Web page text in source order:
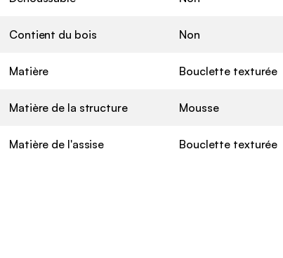
Contient du bois Non
Matière Bouclette texturée
Matière de la structure Mousse
Matière de l'assise Bouclette texturée